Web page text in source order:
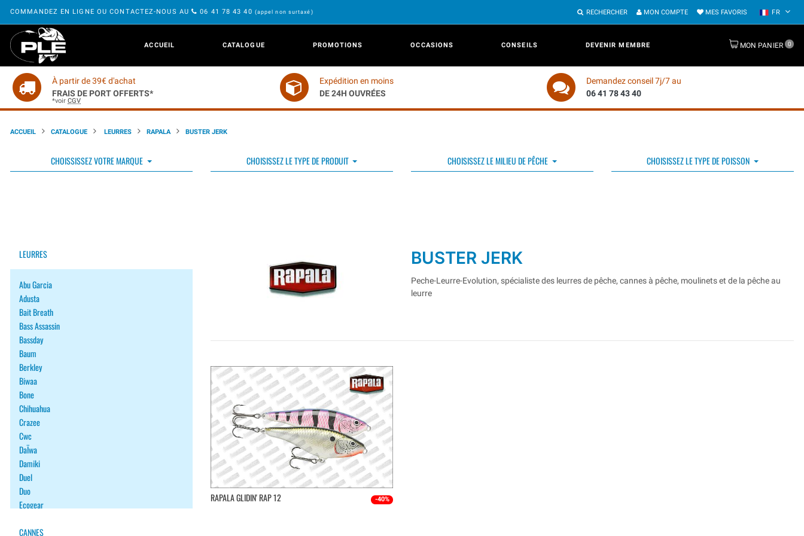
COMMANDEZ EN LIGNE OU CONTACTEZ-NOUS AU 06 41 78 43 40 (appel non surtaxé) RECHERCHER MON COMPTE MES FAVORIS FR
ACCUEIL CATALOGUE PROMOTIONS OCCASIONS CONSEILS DEVENIR MEMBRE MON PANIER 0
À partir de 39€ d'achat
FRAIS DE PORT OFFERTS*
*voir CGV
Expédition en moins
DE 24H OUVRÉES
Demandez conseil 7j/7 au
06 41 78 43 40
ACCUEIL CATALOGUE LEURRES RAPALA BUSTER JERK
CHOISSISSEZ VOTRE MARQUE CHOISISSEZ LE TYPE DE PRODUIT CHOISISSEZ LE MILIEU DE PÊCHE CHOISISSEZ LE TYPE DE POISSON
BUSTER JERK
Peche-Leurre-Evolution, spécialiste des leurres de pêche, cannes à pêche, moulinets et de la pêche au
leurre
RAPALA GLIDIN' RAP 12 -40%
LEURRES
Abu Garcia
Adusta
Bait Breath
Bass Assassin
Bassday
Baum
Berkley
Biwaa
Bone
Chihuahua
Crazee
Cwc
DaÏwa
Damiki
Duel
Duo
Ecogear
Fish Arrow
CANNES